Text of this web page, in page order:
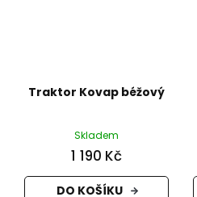
Traktor Kovap béžový
Skladem
1 190 Kč
DO KOŠÍKU